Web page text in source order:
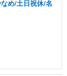
め/土日祝休/名